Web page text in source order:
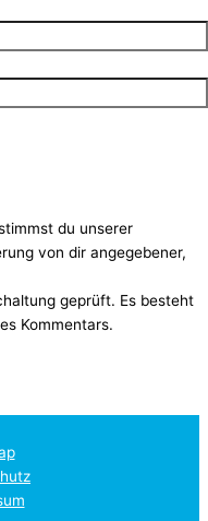
du unserer
von dir angegebener,
geprüft. Es besteht
Kommentars.